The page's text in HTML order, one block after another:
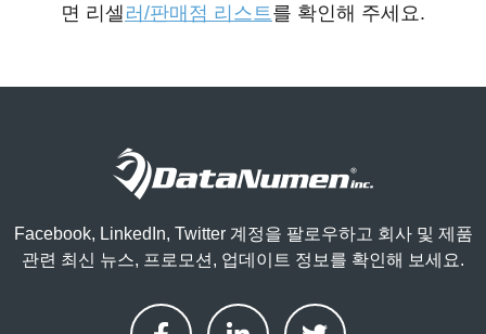
면 리셀 러/판매점 리스트 를 확인해 주세요.
Facebook, LinkedIn, Twitter 계정을 팔로우하고 회사 및 제품
관련 최신 뉴스, 프로모션, 업데이트 정보를 확인해 보세요.